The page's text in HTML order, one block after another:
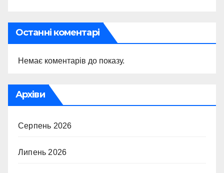
Останні коментарі
Немає коментарів до показу.
Архіви
Серпень 2026
Липень 2026